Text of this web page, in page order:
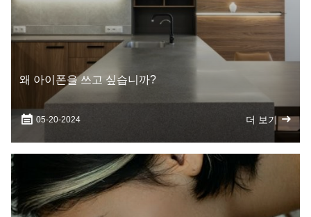
왜 아이폰을 쓰고 싶습니까?
05-20-2024 더 보기